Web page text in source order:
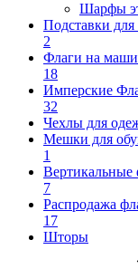
Шарфы
Подставки
2
Флаги на
18
Имперские
32
Чехлы для
Мешки для
1
Вертикальные
7
Распродажа
17
Шторы